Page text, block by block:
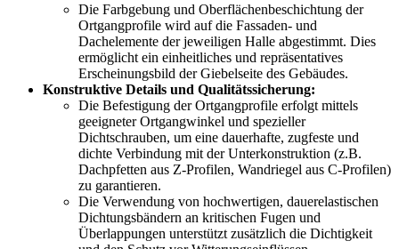
Die Farbgebung und Oberflächenbeschichtung der
Ortgangprofile wird auf die Fassaden- und
Dachelemente der jeweiligen Halle abgestimmt. Dies
ermöglicht ein einheitliches und repräsentatives
Erscheinungsbild der Giebelseite des Gebäudes.
Konstruktive Details und Qualitätssicherung:
Die Befestigung der Ortgangprofile erfolgt mittels
geeigneter Ortgangwinkel und spezieller
Dichtschrauben, um eine dauerhafte, zugfeste und
dichte Verbindung mit der Unterkonstruktion (z.B.
Dachpfetten aus Z-Profilen, Wandriegel aus C-Profilen)
zu garantieren.
Die Verwendung von hochwertigen, dauerelastischen
Dichtungsbändern an kritischen Fugen und
Überlappungen unterstützt zusätzlich die Dichtigkeit